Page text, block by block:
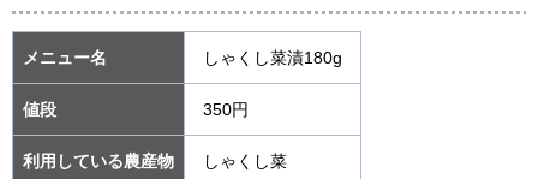
メニュー名 しゃくし菜漬180g
値段 350円
利用している農産物 しゃくし菜